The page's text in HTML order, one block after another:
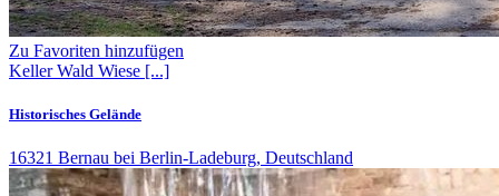
Zu Favoriten hinzufügen
Keller Wald Wiese [...]
Historisches Gelände
16321 Bernau bei Berlin-Ladeburg, Deutschland